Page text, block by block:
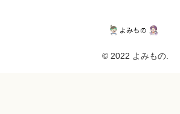
© 2022 よみもの.